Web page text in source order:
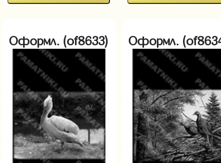
Оформл. (of8633) Оформл.